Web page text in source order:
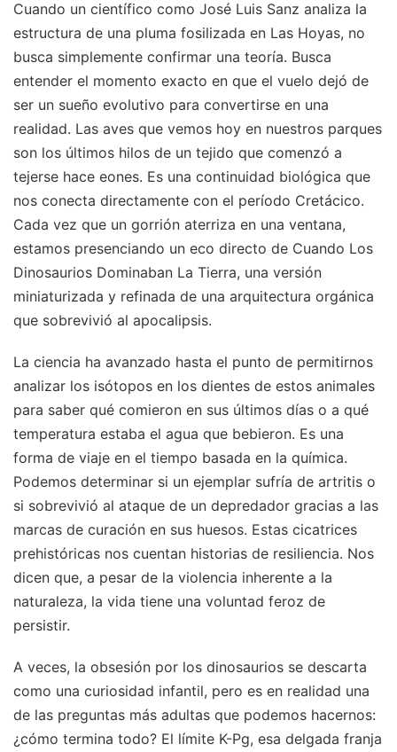
Cuando un científico como José Luis Sanz analiza la
estructura de una pluma fosilizada en Las Hoyas, no
busca simplemente confirmar una teoría. Busca
entender el momento exacto en que el vuelo dejó de
ser un sueño evolutivo para convertirse en una
realidad. Las aves que vemos hoy en nuestros parques
son los últimos hilos de un tejido que comenzó a
tejerse hace eones. Es una continuidad biológica que
nos conecta directamente con el período Cretácico.
Cada vez que un gorrión aterriza en una ventana,
estamos presenciando un eco directo de Cuando Los
Dinosaurios Dominaban La Tierra, una versión
miniaturizada y refinada de una arquitectura orgánica
que sobrevivió al apocalipsis.
La ciencia ha avanzado hasta el punto de permitirnos
analizar los isótopos en los dientes de estos animales
para saber qué comieron en sus últimos días o a qué
temperatura estaba el agua que bebieron. Es una
forma de viaje en el tiempo basada en la química.
Podemos determinar si un ejemplar sufría de artritis o
si sobrevivió al ataque de un depredador gracias a las
marcas de curación en sus huesos. Estas cicatrices
prehistóricas nos cuentan historias de resiliencia. Nos
dicen que, a pesar de la violencia inherente a la
naturaleza, la vida tiene una voluntad feroz de
persistir.
A veces, la obsesión por los dinosaurios se descarta
como una curiosidad infantil, pero es en realidad una
de las preguntas más adultas que podemos hacernos:
¿cómo termina todo? El límite K-Pg, esa delgada franja